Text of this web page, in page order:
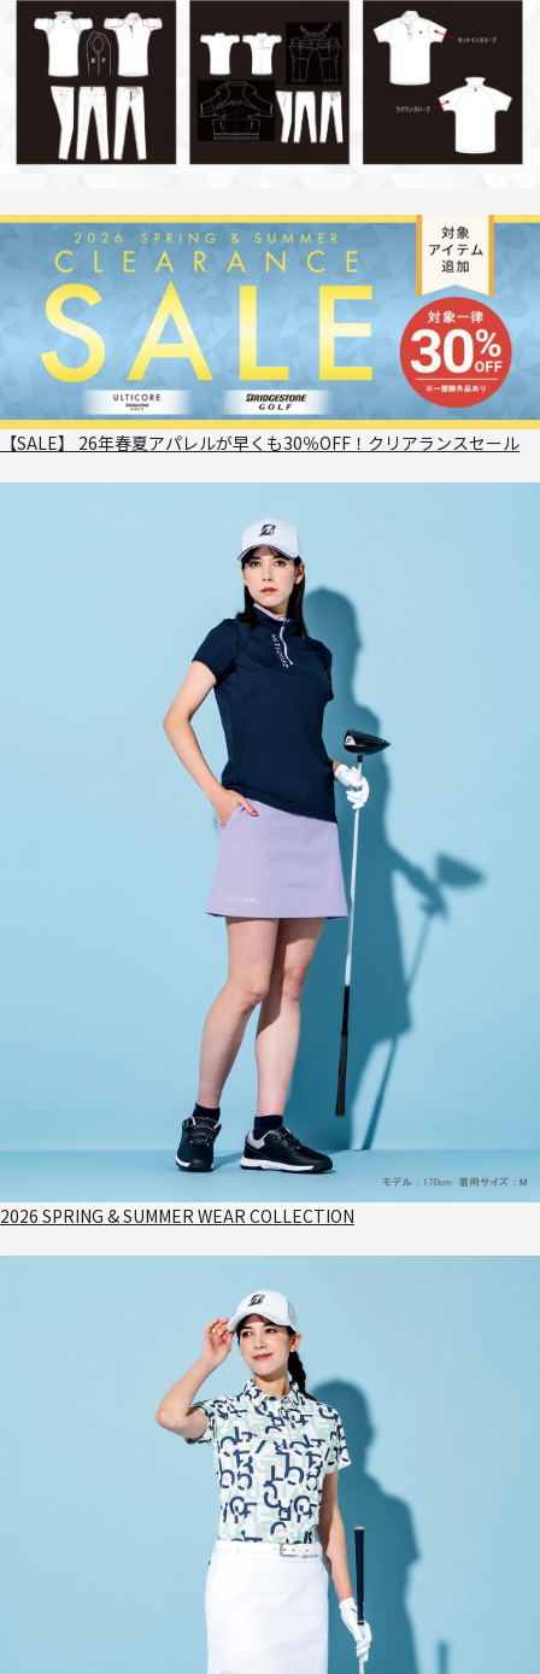
【SALE】 26年春夏アパレルが早くも30％OFF！クリアランスセール
2026 SPRING & SUMMER WEAR COLLECTION